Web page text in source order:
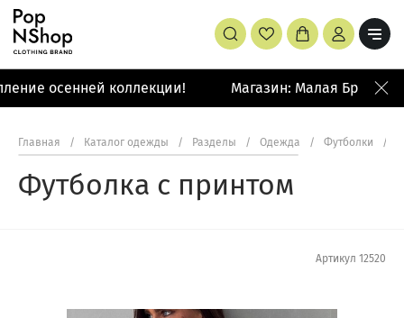
осенней коллекции! Магазин: Малая Бронная
Главная / Каталог одежды / Разделы / Одежда / Футболки /
Футболка с принтом
Артикул 12520